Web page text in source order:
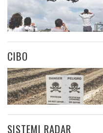
CIBO
SISTEMI RADAR